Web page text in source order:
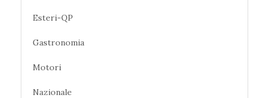
Esteri-QP
Gastronomia
Motori
Nazionale